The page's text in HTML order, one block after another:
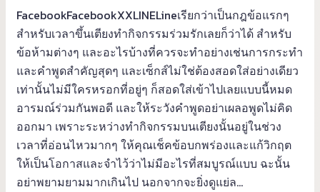
FacebookFacebookXXLINELineเรียกว่าเป็นกฎข้อแรกๆ
สำหรับเวลาขึ้นเตียงทำกิจกรรมร่วมรักเลยก็ว่าได้ สำหรับ
ข้อห้ามต่างๆ และอะไรบ้างที่ควรจะทำอย่างเช่นการกระทำ
และคำพูดสำคัญสุดๆ และเซ็กส์ไม่ใช่ต้องสอดใส่อย่างเดียว
เท่านั้นไม่มีใครหรอกที่อยู่ๆ ก็สอดใส่เข้าไปเลยแบบนี้หมด
อารมณ์ร่วมกันพอดี และให้ระวังคำพูดอย่าเผลอพูดไม่คิด
ออกมา เพราะระหว่างทำกิจกรรมบนเตียงนั้นอยู่ในช่วง
เวลาที่อ่อนไหวมากๆ ให้คุณเช็คข้อบกพร่องและแก้วิกฤต
ให้เป็นโอกาสและจำไว้ว่าไม่มีอะไรที่สมบูรณ์แบบ ฉะนั้น
อย่าพยามยามมากเกินไป นอกจากจะยิ่งดูแย่ล…